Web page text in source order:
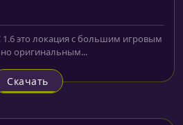
1.6 это локация с большим игровым
оригинальным...
Скачать